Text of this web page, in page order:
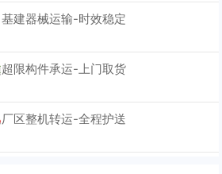
建器械运输-时效稳定
限构件承运-上门取货
区整机转运-全程护送